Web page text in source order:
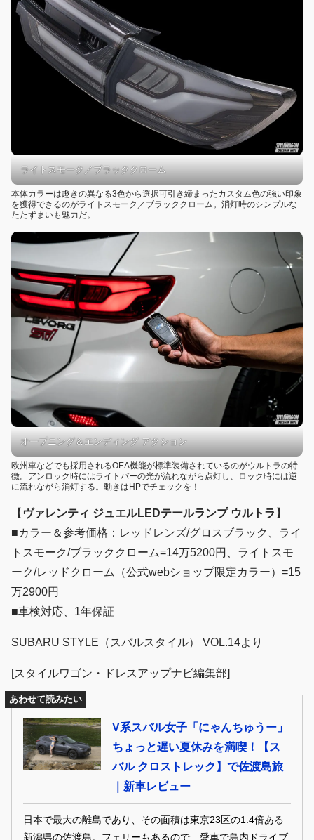
ライトスモーク／ブラッククローム
本体カラーは趣きの異なる3色から選択可引き締まったカスタム色の強い印象
を獲得できるのがライトスモーク／ブラッククローム。消灯時のシンプルな
たたずまいも魅力だ。
オープニング＆エンディング アクション
欧州車などでも採用されるOEA機能が標準装備されているのがウルトラの特
徴。アンロック時にはライトバーの光が流れながら点灯し、ロック時には逆
に流れながら消灯する。動きはHPでチェックを！
【 ヴァレンティ ジュエルLEDテールランプ ウルトラ 】
■カラー＆参考価格：レッドレンズ/グロスブラック、ライ
トスモーク/ブラッククローム=14万5200円、ライトスモ
ーク/レッドクローム（公式webショップ限定カラー）=15
万2900円
■車検対応、1年保証
SUBARU STYLE（スバルスタイル） VOL.14より
[スタイルワゴン・ドレスアップナビ編集部]
あわせて読みたい
V系スバル女子「にゃんちゅうー」
ちょっと遅い夏休みを満喫！【ス
バル クロストレック】で佐渡島旅
｜新車レビュー
日本で最大の離島であり、その面積は東京23区の1.4倍ある
新潟県の佐渡島。フェリーもあるので、愛車で島内ドライブ